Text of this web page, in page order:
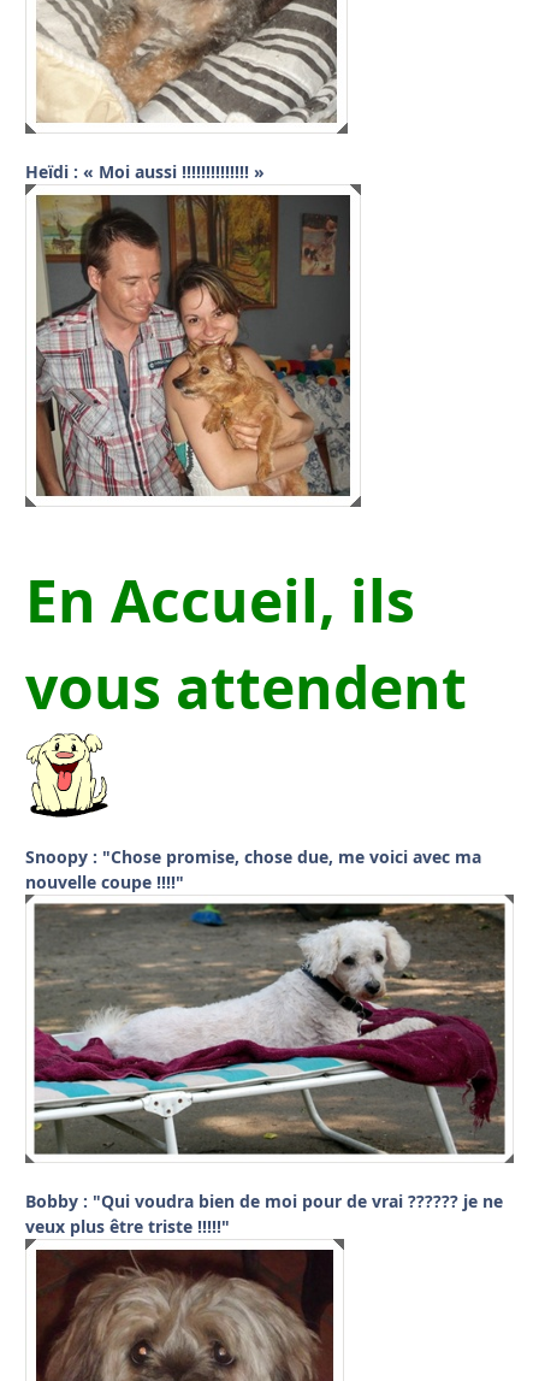
Heïdi : « Moi aussi !!!!!!!!!!!!!! »
En Accueil, ils
vous attendent
Snoopy : "Chose promise, chose due, me voici avec ma
nouvelle coupe !!!!"
Bobby : "Qui voudra bien de moi pour de vrai ?????? je ne
veux plus être triste !!!!!"